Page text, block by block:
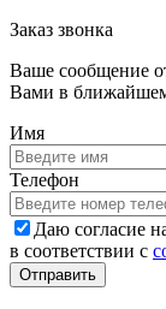
Заказ звонка
Ваше сообщение
Вами в
Имя
Телефон
Даю согласие
в соответствии с